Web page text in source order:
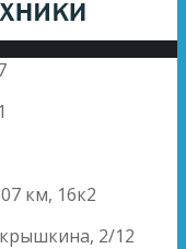
км, 16к2
2/12